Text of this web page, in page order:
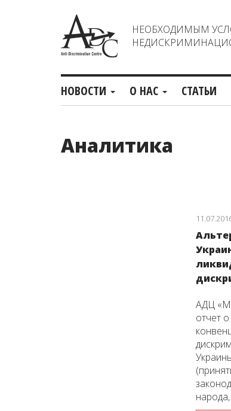
НЕОБХОДИМЫМ
НОВОСТИ О НАС СТАТЬИ
Аналитика
АДЦ
отчет